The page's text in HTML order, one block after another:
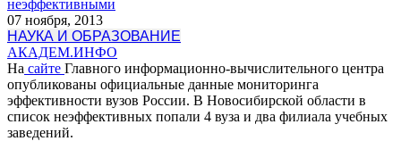
07 ноября, 2013
НАУКА И ОБРАЗОВАНИЕ
АКАДЕМ.ИНФО
На сайте Главного информационно-вычислительного центра
опубликованы официальные данные мониторинга
эффективности вузов России. В Новосибирской области в
список неэффективных попали 4 вуза и два филиала учебных
заведений.